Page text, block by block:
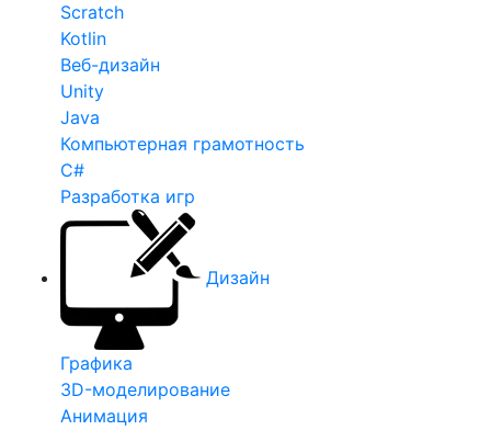
Scratch
Kotlin
Веб-дизайн
Unity
Java
Компьютерная грамотность
C#
Разработка игр
Дизайн
Графика
3D-моделирование
Анимация